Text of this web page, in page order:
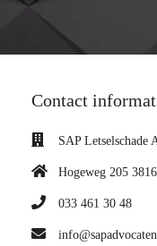
Contact
SAP Letselschade
Hogeweg 205
033 461 30 48